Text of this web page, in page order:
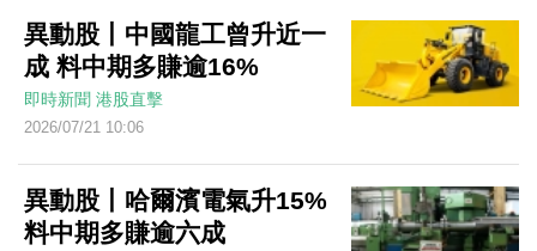
異動股丨中國龍工曾升近一
成 料中期多賺逾16%
即時新聞 港股直擊
2026/07/21 10:06
異動股丨哈爾濱電氣升15%
料中期多賺逾六成